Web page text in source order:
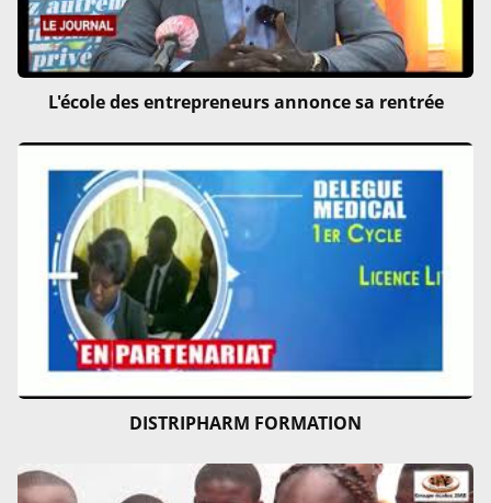
L'école des entrepreneurs annonce sa rentrée
DISTRIPHARM FORMATION